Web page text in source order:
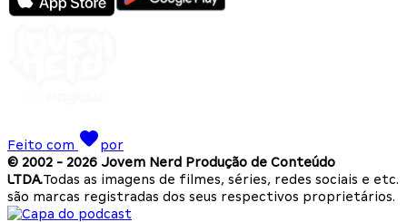
Feito com
por
© 2002 - 2026 Jovem Nerd Produção de Conteúdo
LTDA.Todas as imagens de filmes, séries, redes sociais e etc.
são marcas registradas dos seus respectivos proprietários.